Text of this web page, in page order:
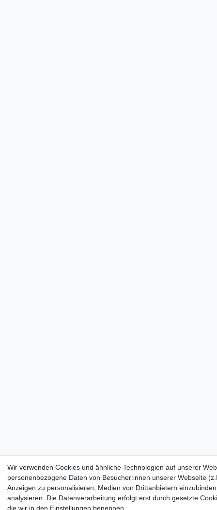
Wir verwenden Cookies und ähnliche Technologien auf unserer
personenbezogene Daten von Besucher:innen unserer Webseite
Anzeigen zu personalisieren, Medien von Drittanbietern
analysieren. Die Datenverarbeitung erfolgt erst durch gesetzte
die wir in den Einstellungen benennen.